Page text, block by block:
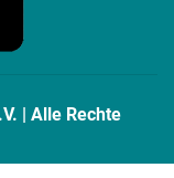
| Alle Rechte